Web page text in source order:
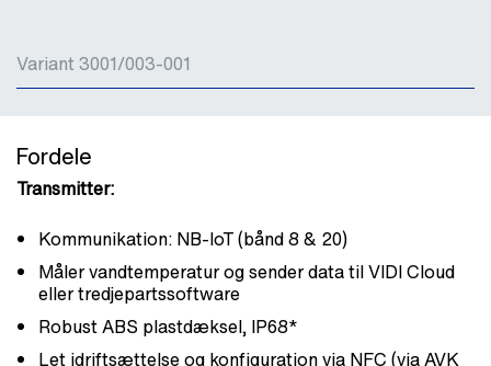
Variant 3001/003-001
Fordele
Transmitter:
Kommunikation: NB-IoT (bånd 8 & 20)
Måler vandtemperatur og sender data til VIDI Cloud
eller tredjepartssoftware
Robust ABS plastdæksel, IP68*
Let idriftsættelse og konfiguration via NFC (via AVK